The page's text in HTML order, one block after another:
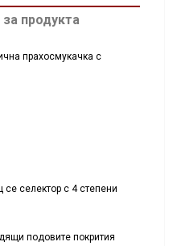
продукта
прахосмукачка с
се селектор с 4 степени
подовите покрития